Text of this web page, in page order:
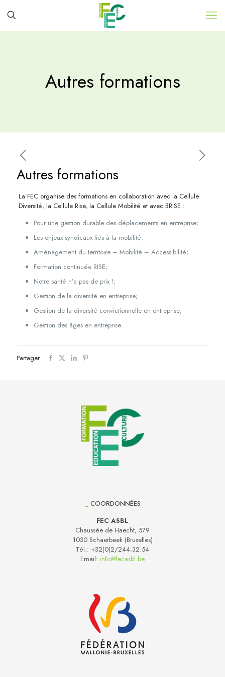
Autres formations
Autres formations
La FEC organise des formations en collaboration avec la Cellule
Diversité, la Cellule Rise, la Cellule Mobilité et avec BRISE :
Pour une gestion durable des déplacements en entreprise;
Les enjeux syndicaux liés à la mobilité;
Aménagement du territoire – Mobilité – Accessibilité;
Formation continuée RISE;
Notre santé n’a pas de prix !;
Gestion de la diversité en entreprise;
Gestion de la diversité convictionnelle en entreprise;
Gestion des âges en entreprise.
Partager
COORDONNÉES
FEC ASBL
Chaussée de Haecht, 579
1030 Schaerbeek (Bruxelles)
Tél.: +32(0)2/244.32.54
Email: info@fecasbl.be